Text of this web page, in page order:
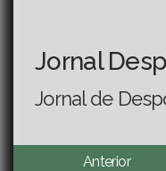
Jornal
Jornal de
Anterior